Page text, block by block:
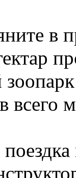
в
всего